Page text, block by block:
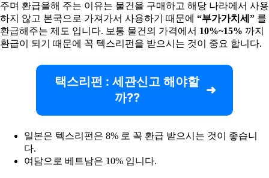
주며 환급을해 주는 이유는 물건을 구매하고 해당 나라에서 사용
하지 않고 본국으로 가져가서 사용하기 때문에 “부가가치세” 를
환급해주는 제도 입니다. 보통 물건의 가격에서 10%~15% 까지
환급이 되기 때문에 꼭 텍스리펀을 받으시는 것이 중요 합니다.
택스리펀 : 세관신고 해야할
까??
일본은 텍스리펀은 8% 로 꼭 환급 받으시는 것이 좋습니
다.
여담으로 베트남은 10% 입니다.